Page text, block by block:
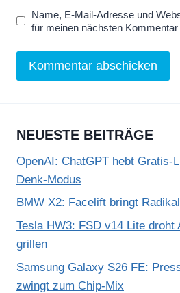
Name, E-Mail-Adresse und
für meinen nächsten
NEUESTE BEITRÄGE
OpenAI: ChatGPT hebt Gratis-
Denk-Modus
BMW X2: Facelift bringt
Tesla HW3: FSD v14 Lite droht
grillen
Samsung Galaxy S26 FE:
zwingt zum Chip-Mix